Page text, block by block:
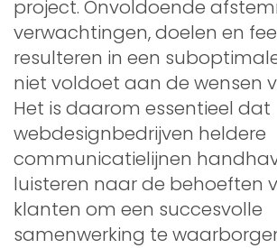
project. Onvoldoende
verwachtingen, doelen en
resulteren in een
niet voldoet aan de wensen
Het is daarom essentieel dat
webdesignbedrijven heldere
communicatielijnen
luisteren naar de behoeften
klanten om een succesvolle
samenwerking te